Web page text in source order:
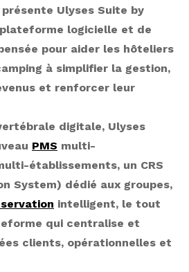
Ulyses Suite by
logicielle et de
pour aider les hôteliers
à simplifier la gestion,
et renforcer leur
digitale, Ulyses
PMS multi-
établissements, un CRS
System) dédié aux groupes,
intelligent, le tout
qui centralise et
clients, opérationnelles et